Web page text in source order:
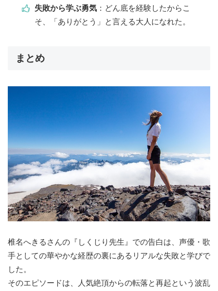
失敗から学ぶ勇気：どん底を経験したからこ
そ、「ありがとう」と言える大人になれた。
まとめ
椎名へきるさんの『しくじり先生』での告白は、声優・歌
手としての華やかな経歴の裏にあるリアルな失敗と学びで
した。
そのエピソードは、人気絶頂からの転落と再起という波乱